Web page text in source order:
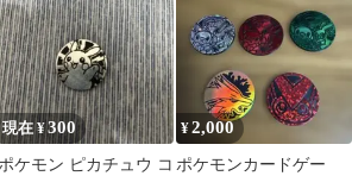
現在 ¥300
ケモン ピカチュウ コ
¥2,000
ポケモンカードゲー